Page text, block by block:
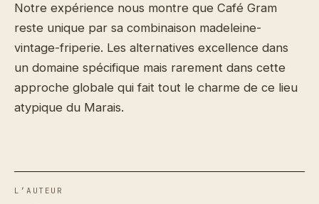
Notre expérience nous montre que Café Gram
reste unique par sa combinaison madeleine-
vintage-friperie. Les alternatives excellence dans
un domaine spécifique mais rarement dans cette
approche globale qui fait tout le charme de ce lieu
atypique du Marais.
L’AUTEUR